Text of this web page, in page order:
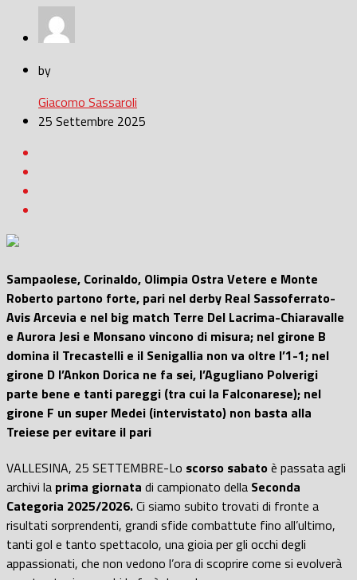
by
Giacomo Sassaroli
25 Settembre 2025
Sampaolese, Corinaldo, Olimpia Ostra Vetere e Monte
Roberto partono forte, pari nel derby Real Sassoferrato-
Avis Arcevia e nel big match Terre Del Lacrima-Chiaravalle
e Aurora Jesi e Monsano vincono di misura; nel girone B
domina il Trecastelli e il Senigallia non va oltre l’1-1; nel
girone D l’Ankon Dorica ne fa sei, l’Agugliano Polverigi
parte bene e tanti pareggi (tra cui la Falconarese); nel
girone F un super Medei (intervistato) non basta alla
Treiese per evitare il pari
VALLESINA, 25 SETTEMBRE-Lo scorso sabatoè passata agli
archivi la prima giornata di campionato della Seconda
Categoria 2025/2026.Ci siamo subito trovati di fronte a
risultati sorprendenti, grandi sfide combattute fino all’ultimo,
tanti gol e tanto spettacolo, una gioia per gli occhi degli
appassionati, che non vedono l’ora di scoprire come si evolverà